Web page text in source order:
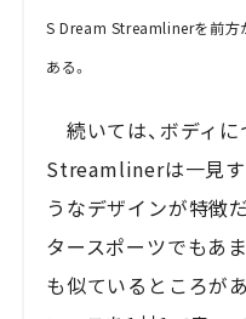
S Dream Streamlinerを前方
ある。
続いては、ボディ
Streamlinerは一見
うなデザインが特徴
タースポーツでもあ
も似ているところが